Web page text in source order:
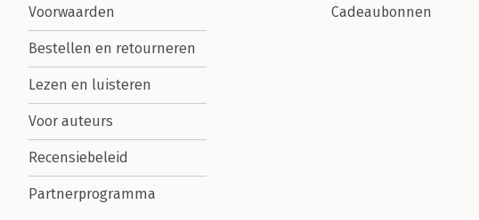
Voorwaarden
Bestellen en retourneren
Lezen en luisteren
Voor auteurs
Recensiebeleid
Partnerprogramma
Cadeaubonnen